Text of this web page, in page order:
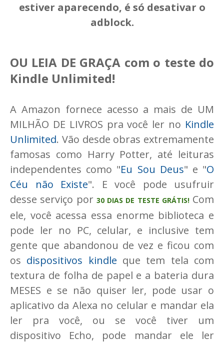
estiver aparecendo, é só desativar o
adblock.
OU LEIA DE GRAÇA com o teste do
Kindle Unlimited!
A Amazon fornece acesso a mais de UM
MILHÃO DE LIVROS pra você ler no Kindle
Unlimited. Vão desde obras extremamente
famosas como Harry Potter, até leituras
independentes como "Eu Sou Deus" e "O
Céu não Existe". E você pode usufruir
desse serviço por 30 DIAS DE TESTE GRÁTIS!Com
ele, você acessa essa enorme biblioteca e
pode ler no PC, celular, e inclusive tem
gente que abandonou de vez e ficou com
os dispositivos kindle que tem tela com
textura de folha de papel e a bateria dura
MESES e se não quiser ler, pode usar o
aplicativo da Alexa no celular e mandar ela
ler pra você, ou se você tiver um
dispositivo Echo, pode mandar ele ler